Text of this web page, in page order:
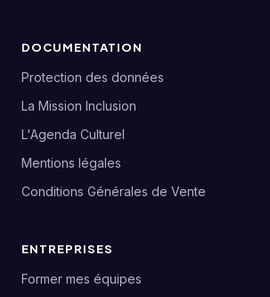
DOCUMENTATION
Protection des données
La Mission Inclusion
L'Agenda Culturel
Mentions légales
Conditions Générales de Vente
ENTREPRISES
Former mes équipes